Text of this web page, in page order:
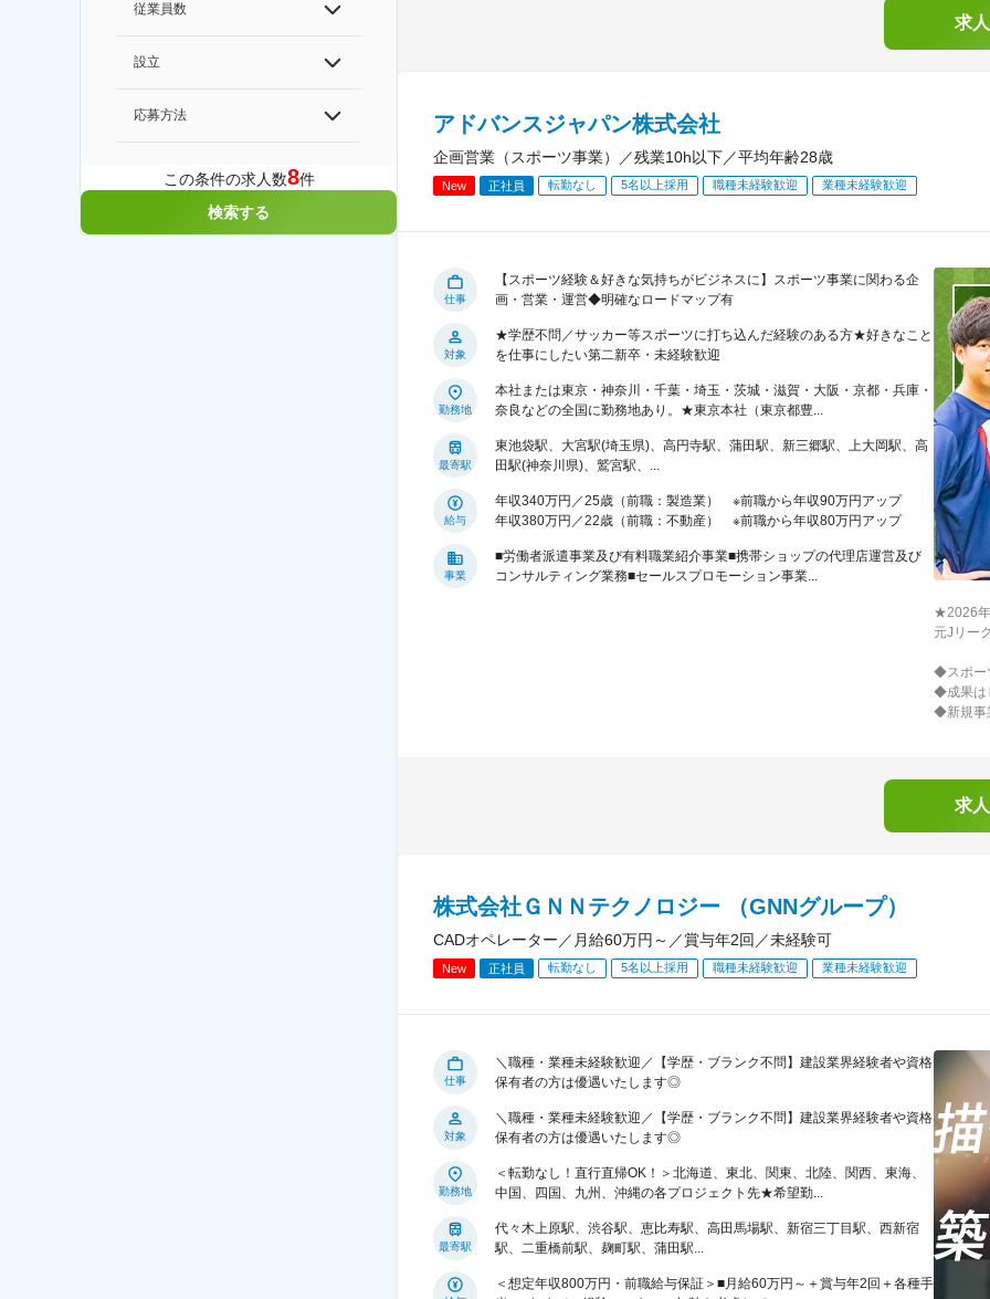
従業員数
設立
応募方法
この条件の求人数8件
検索する
求
アドバンスジャパン株式会社
企画営業（スポーツ事業）／残業10h以下／平均年齢28歳
New 正社員 転勤なし 5名以上採用 職種未経験歓迎 業種未経験歓迎
仕事
【スポーツ経験＆好きな気持ちがビジネスに】スポーツ事業に関わる企
画・営業・運営◆明確なロードマップ有
対象
★学歴不問／サッカー等スポーツに打ち込んだ経験のある方★好きなこと
を仕事にしたい第二新卒・未経験歓迎
勤務地
本社または東京・神奈川・千葉・埼玉・茨城・滋賀・大阪・京都・兵庫・
奈良などの全国に勤務地あり。★東京本社（東京都豊...
最寄駅
東池袋駅、大宮駅(埼玉県)、高円寺駅、蒲田駅、新三郷駅、上大岡駅、高
田駅(神奈川県)、鷲宮駅、...
給与
年収340万円／25歳（前職：製造業） ※前職から年収90万円アップ
年収380万円／22歳（前職：不動産） ※前職から年収80万円アップ
事業
■労働者派遣事業及び有料職業紹介事業■携帯ショップの代理店運営及び
コンサルティング業務■セールスプロモーション事業...
★2026年
元Jリー
◆スポー
◆成果は
◆新規事
求
株式会社ＧＮＮテクノロジー （GNNグループ）
CADオペレーター／月給60万円～／賞与年2回／未経験可
New 正社員 転勤なし 5名以上採用 職種未経験歓迎 業種未経験歓迎
仕事
＼職種・業種未経験歓迎／【学歴・ブランク不問】建設業界経験者や資格
保有者の方は優遇いたします◎
対象
＼職種・業種未経験歓迎／【学歴・ブランク不問】建設業界経験者や資格
保有者の方は優遇いたします◎
勤務地
＜転勤なし！直行直帰OK！＞北海道、東北、関東、北陸、関西、東海、
中国、四国、九州、沖縄の各プロジェクト先★希望勤...
最寄駅
代々木上原駅、渋谷駅、恵比寿駅、高田馬場駅、新宿三丁目駅、西新宿
駅、二重橋前駅、麹町駅、蒲田駅...
＜想定年収800万円・前職給与保証＞■月給60万円～＋賞与年2回＋各種手